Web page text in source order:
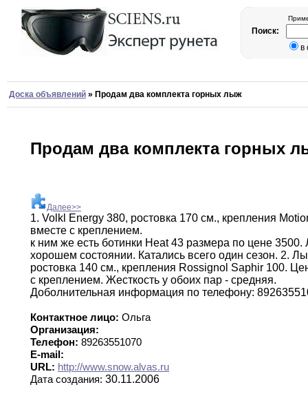
Поиск:
в
Доска объявлений » Продам два комплекта горных лыж
Продам два комплекта горных
Далее>>
1. Volkl Energy 380, ростовка 170 см., крепления
вместе с креплением.
к ним же есть ботинки Heat43 размера по цене 3500.
хорошем состоянии. Катались всего один сезон. 2.
ростовка 140 см., крепления Rossignol Saphir 100.
с креплением. Жесткость у обоих пар - средняя.
Доболнительная информация по телефону:
Контактное лицо: Ольга
Организация:
Телефон: 89263551070
E-mail:
URL: http://www.snow.alvas.ru
Дата создания: 30.11.2006